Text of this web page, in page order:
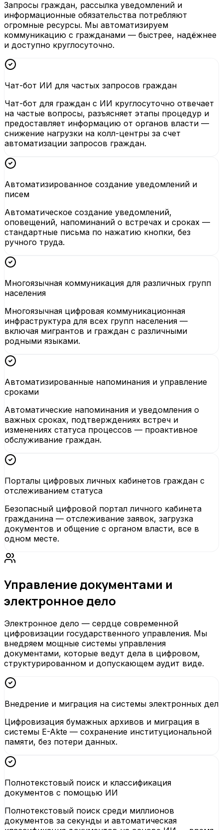
Запросы граждан, рассылка уведомлений и
информационные обязательства потребляют
огромные ресурсы. Мы автоматизируем
коммуникацию с гражданами — быстрее, надёжнее
и доступно круглосуточно.
Чат-бот ИИ для частых запросов граждан
Чат-бот для граждан с ИИ круглосуточно отвечает
на частые вопросы, разъясняет этапы процедур и
предоставляет информацию от органов власти —
снижение нагрузки на колл-центры за счет
автоматизации запросов граждан.
Автоматизированное создание уведомлений и
писем
Автоматическое создание уведомлений,
оповещений, напоминаний о встречах и сроках —
стандартные письма по нажатию кнопки, без
ручного труда.
Многоязычная коммуникация для различных групп
населения
Многоязычная цифровая коммуникационная
инфраструктура для всех групп населения —
включая мигрантов и граждан с различными
родными языками.
Автоматизированные напоминания и управление
сроками
Автоматические напоминания и уведомления о
важных сроках, подтверждениях встреч и
изменениях статуса процессов — проактивное
обслуживание граждан.
Порталы цифровых личных кабинетов граждан с
отслеживанием статуса
Безопасный цифровой портал личного кабинета
гражданина — отслеживание заявок, загрузка
документов и общение с органом власти, все в
одном месте.
Управление документами и
электронное дело
Электронное дело — сердце современной
цифровизации государственного управления. Мы
внедряем мощные системы управления
документами, которые ведут дела в цифровом,
структурированном и допускающем аудит виде.
Внедрение и миграция на системы электронных дел
Цифровизация бумажных архивов и миграция в
системы E-Akte — сохранение институциональной
памяти, без потери данных.
Полнотекстовый поиск и классификация
документов с помощью ИИ
Полнотекстовый поиск среди миллионов
документов за секунды и автоматическая